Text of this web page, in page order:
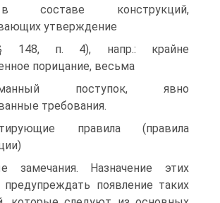
конструкций,
утверждение
148, п. 4), напр.: крайне
порицание, весьма
поступок, явно
требования.
правила (правила
замечания. Назначение этих
появление таких